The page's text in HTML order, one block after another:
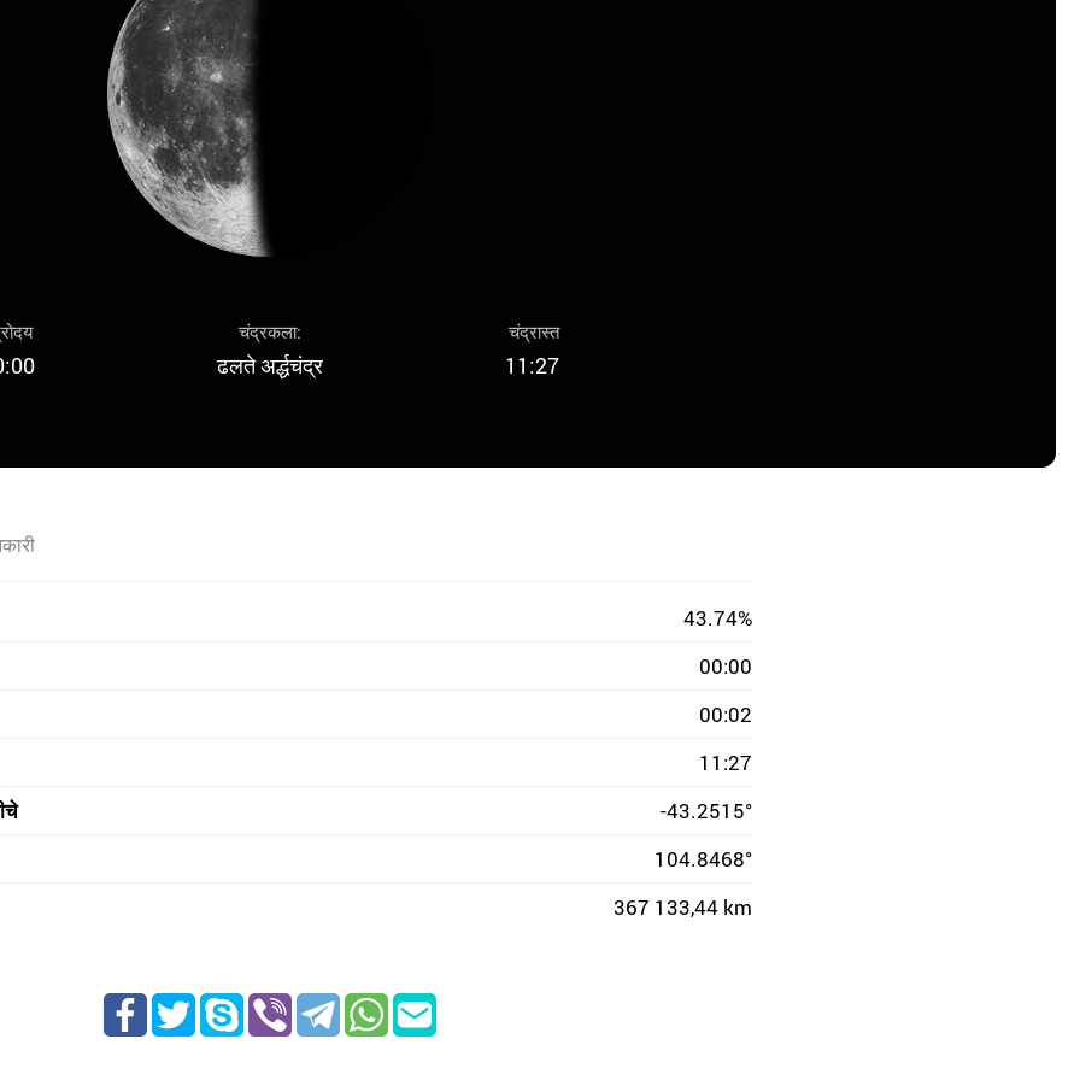
चंद्रकला:
ढलते अर्द्धचंद्र
चंद्रास्त
11:27
43.74%
00:00
00:02
11:27
-43.2515°
104.8468°
367 133,44 km